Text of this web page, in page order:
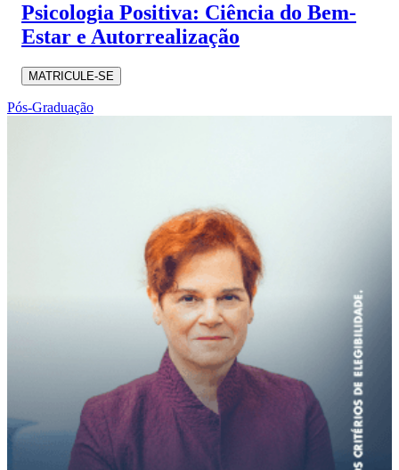
Psicologia Positiva: Ciência do Bem-
Estar e Autorrealização
MATRICULE-SE
Pós-Graduação